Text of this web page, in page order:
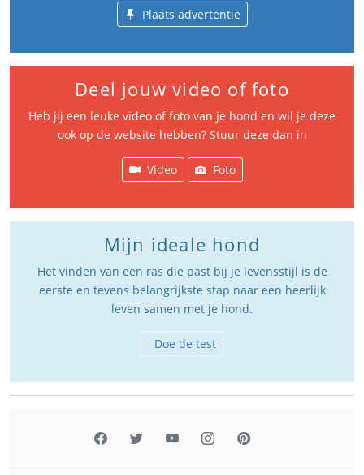
Plaats advertentie
Deel jouw video of foto
Heb jij een leuke video of foto van je hond en wil je deze
ook op de website hebben? Stuur deze dan in
Video Foto
Mijn ideale hond
Het vinden van een ras die past bij je levensstijl is de
eerste en tevens belangrijkste stap naar een heerlijk
leven samen met je hond.
Doe de test